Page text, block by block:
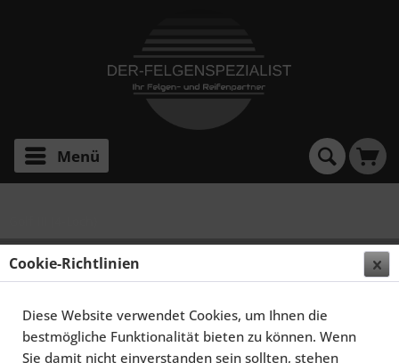
Menü
SCHMIDT FELGEN 14 ZOLL TH-LINE FÜR VW GOLF III
TYP 1HX0, POLIERT
Cookie-Richtlinien
Diese Website verwendet Cookies, um Ihnen die
bestmögliche Funktionalität bieten zu können. Wenn
Sie damit nicht einverstanden sein sollten, stehen